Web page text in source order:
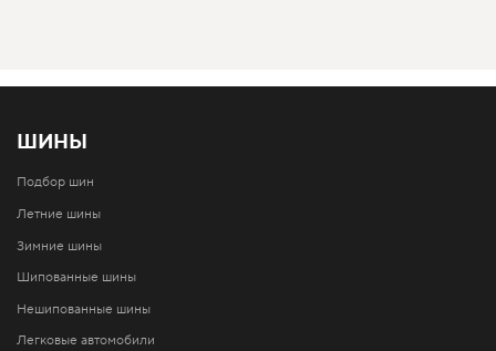
ШИНЫ
Подбор шин
Летние шины
Зимние шины
Шипованные шины
Нешипованные шины
Легковые автомобили